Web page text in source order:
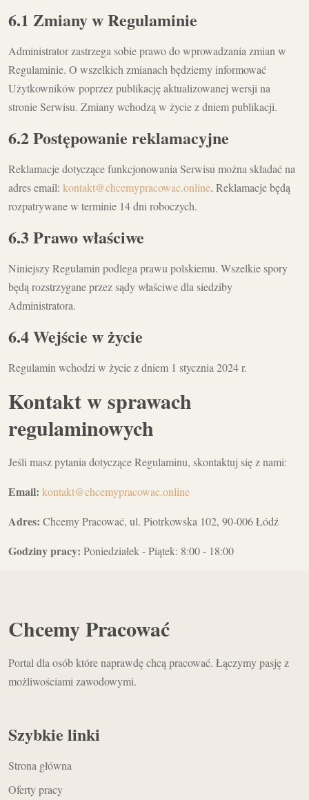
6.1 Zmiany w Regulaminie
Administrator zastrzega sobie prawo do wprowadzania zmian w
Regulaminie. O wszelkich zmianach będziemy informować
Użytkowników poprzez publikację aktualizowanej wersji na
stronie Serwisu. Zmiany wchodzą w życie z dniem publikacji.
6.2 Postępowanie reklamacyjne
Reklamacje dotyczące funkcjonowania Serwisu można składać na
adres email: kontakt@chcemypracowac.online. Reklamacje będą
rozpatrywane w terminie 14 dni roboczych.
6.3 Prawo właściwe
Niniejszy Regulamin podlega prawu polskiemu. Wszelkie spory
będą rozstrzygane przez sądy właściwe dla siedziby
Administratora.
6.4 Wejście w życie
Regulamin wchodzi w życie z dniem 1 stycznia 2024 r.
Kontakt w sprawach
regulaminowych
Jeśli masz pytania dotyczące Regulaminu, skontaktuj się z nami:
Email: kontakt@chcemypracowac.online
Adres: Chcemy Pracować, ul. Piotrkowska 102, 90-006 Łódź
Godziny pracy: Poniedziałek - Piątek: 8:00 - 18:00
Chcemy Pracować
Portal dla osób które naprawdę chcą pracować. Łączymy pasję z
możliwościami zawodowymi.
Szybkie linki
Strona główna
Oferty pracy